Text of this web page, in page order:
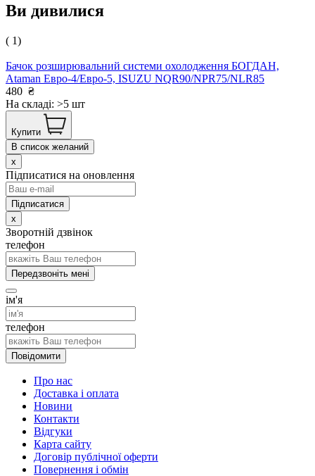
Ви дивилися
( 1)
Бачок розширювальний системи охолодження БОГДАН,
Ataman Евро-4/Евро-5, ISUZU NQR90/NPR75/NLR85
480 ₴
На складі: >5 шт
Купити
В список желаний
x
Підписатися на оновлення
x
Зворотній дзвінок
телефон
Передзвоніть мені
ім'я
телефон
Повідомити
Про нас
Доставка і оплата
Новини
Контакти
Відгуки
Карта сайту
Договір публічної оферти
Повернення і обмін